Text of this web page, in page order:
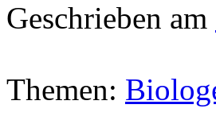
Geschrieben am
Themen: